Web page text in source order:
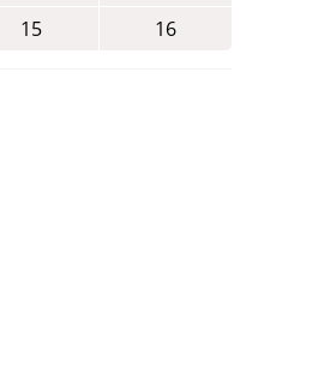
15 16